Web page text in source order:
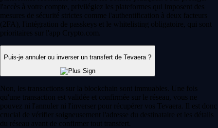
l'accès à votre compte, privilégiez les plateformes qui imposent des
mesures de sécurité strictes comme l'authentification à deux facteurs
(2FA), l'intégration de passkeys et le whitelisting obligatoire, qui sont
prioritaires sur l'app Crypto.com.
Puis-je annuler ou inverser un transfert de Tevaera ?
Non, les transactions sur la blockchain sont immuables. Une fois
qu'une transaction est validée et confirmée sur le réseau, vous ne
pouvez ni l'annuler ni l'inverser pour récupérer vos Tevaera. Il est donc
crucial de vérifier soigneusement l'adresse du destinataire et les détails
du réseau avant de confirmer tout transfert.